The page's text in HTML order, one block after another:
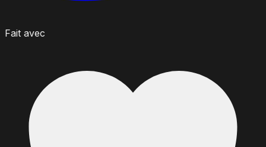
Fait avec